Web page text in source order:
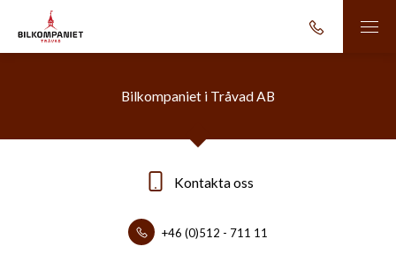
Bilkompaniet i Tråvad AB
Kontakta oss
+46 (0)512 - 711 11